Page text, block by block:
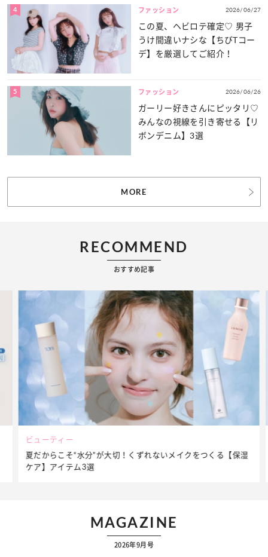
4 ファッション 2026/06/27
この夏、ヘビロテ確定♡ 男子
うけ間違いナシな【ちびTコー
デ】を厳選してご紹介！
5 ファッション 2026/06/26
ガーリー好きさんにピッタリ♡
みんなの視線を引き寄せる【リ
ボンデニム】3選
MORE
RECOMMEND
おすすめ記事
ビューティー
夏だからこそ“水分”が大切！くずれないメイクをつくる【保湿
ケア】アイテム3選
MAGAZINE
2026年9月号